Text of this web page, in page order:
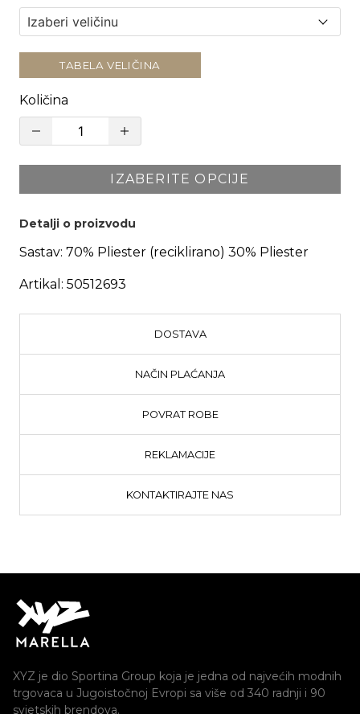
TABELA VELIČINA
Količina
IZABERITE OPCIJE
Detalji o proizvodu
Sastav: 70% Pliester (reciklirano) 30% Pliester
Artikal: 50512693
DOSTAVA
NAČIN PLAĆANJA
POVRAT ROBE
REKLAMACIJE
KONTAKTIRAJTE NAS
XYZ je dio Sportina Group koja je jedna od najvećih modnih
trgovaca u Jugoistočnoj Evropi sa više od 340 radnji i 90
svjetskih brendova.